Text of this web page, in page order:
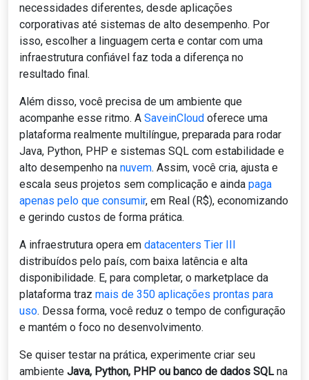
necessidades diferentes, desde aplicações
corporativas até sistemas de alto desempenho. Por
isso, escolher a linguagem certa e contar com uma
infraestrutura confiável faz toda a diferença no
resultado final.
Além disso, você precisa de um ambiente que
acompanhe esse ritmo. A SaveinCloud oferece uma
plataforma realmente multilíngue, preparada para rodar
Java, Python, PHP e sistemas SQL com estabilidade e
alto desempenho na nuvem. Assim, você cria, ajusta e
escala seus projetos sem complicação e ainda paga
apenas pelo que consumir, em Real (R$), economizando
e gerindo custos de forma prática.
A infraestrutura opera em datacenters Tier III
distribuídos pelo país, com baixa latência e alta
disponibilidade. E, para completar, o marketplace da
plataforma traz mais de 350 aplicações prontas para
uso. Dessa forma, você reduz o tempo de configuração
e mantém o foco no desenvolvimento.
Se quiser testar na prática, experimente criar seu
ambiente Java, Python, PHP ou banco de dados SQLna